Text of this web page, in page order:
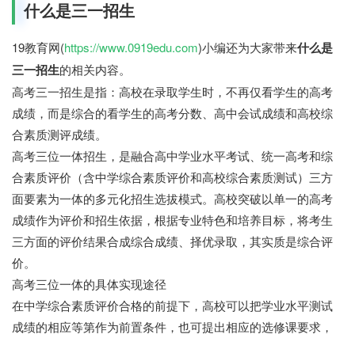
什么是三一招生
19教育网(https://www.0919edu.com)小编还为大家带来什么是
三一招生的相关内容。
高考三一招生是指：高校在录取学生时，不再仅看学生的高考
成绩，而是综合的看学生的高考分数、高中会试成绩和高校综
合素质测评成绩。
高考三位一体招生，是融合高中学业水平考试、统一高考和综
合素质评价（含中学综合素质评价和高校综合素质测试）三方
面要素为一体的多元化招生选拔模式。高校突破以单一的高考
成绩作为评价和招生依据，根据专业特色和培养目标，将考生
三方面的评价结果合成综合成绩、择优录取，其实质是综合评
价。
高考三位一体的具体实现途径
在中学综合素质评价合格的前提下，高校可以把学业水平测试
成绩的相应等第作为前置条件，也可提出相应的选修课要求，